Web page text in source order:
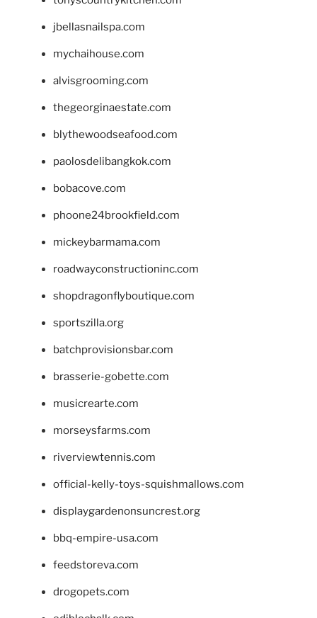
jbellasnailspa.com
mychaihouse.com
alvisgrooming.com
thegeorginaestate.com
blythewoodseafood.com
paolosdelibangkok.com
bobacove.com
phoone24brookfield.com
mickeybarmama.com
roadwayconstructioninc.com
shopdragonflyboutique.com
sportszilla.org
batchprovisionsbar.com
brasserie-gobette.com
musicrearte.com
morseysfarms.com
riverviewtennis.com
official-kelly-toys-squishmallows.com
displaygardenonsuncrest.org
bbq-empire-usa.com
feedstoreva.com
drogopets.com